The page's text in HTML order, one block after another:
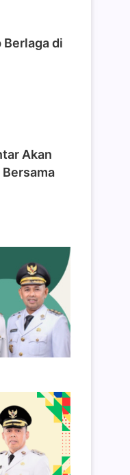
Berlaga di
Akan
Bersama